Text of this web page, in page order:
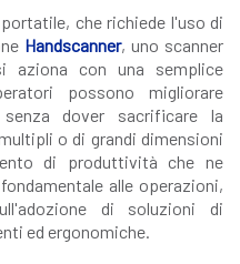
che richiede l'uso di
Handscanner, uno scanner
aziona con una semplice
possono migliorare
dover sacrificare la
o di grandi dimensioni
di produttività che ne
alle operazioni,
di soluzioni di
ed ergonomiche.